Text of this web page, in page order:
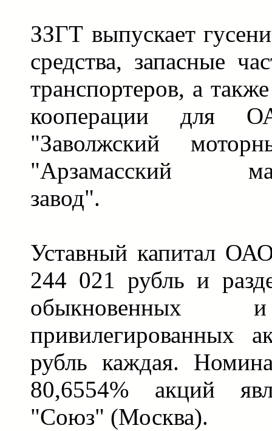
ЗЗГТ выпускает
средства, запасные
транспортеров, а
кооперации для
"Заволжский
"Арзамасский
завод".
Уставный капитал
244 021 рубль и
привилегированных
рубль каждая.
80,6554% акций
"Союз" (Москва).